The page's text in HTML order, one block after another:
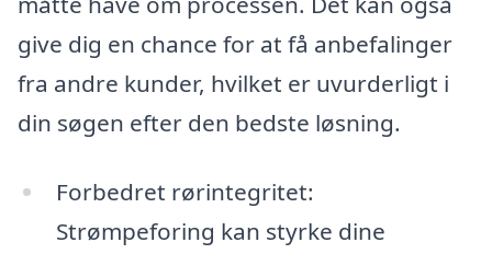
give dig en chance for at få anbefalinger
fra andre kunder, hvilket er uvurderligt i
din søgen efter den bedste løsning.
Forbedret rørintegritet:
Strømpeforing kan styrke dine